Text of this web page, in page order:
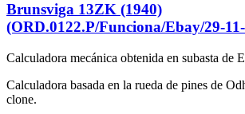
Brunsviga 13ZK (1940)
(ORD.0122.P/Funciona/Ebay/29-
Calculadora mecánica obtenida en subasta de
Calculadora basada en la rueda de pines de
clone.